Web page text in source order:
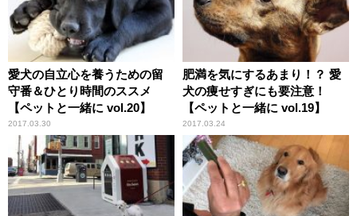
愛犬の自立心を養うための留
守番＆ひとり時間のススメ
【ペットと一緒に vol.20】
2017.03.30
肥満を気にするあまり！？ 愛
犬の痩せすぎにも要注意！
【ペットと一緒に vol.19】
2017.03.24